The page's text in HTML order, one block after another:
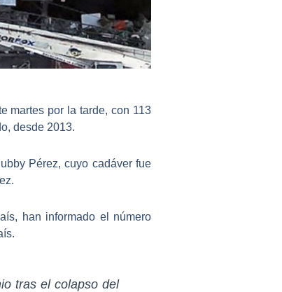
martes por la tarde, con 113
desde 2013.
Pérez, cuyo cadáver fue
, han informado el número
tras el colapso del